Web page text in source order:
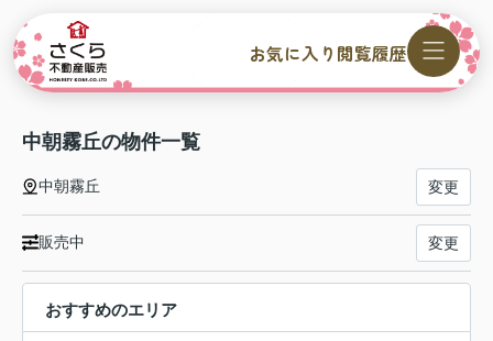
お気に入り 閲覧履歴
中朝霧丘の物件一覧
中朝霧丘 変更
販売中 変更
おすすめのエリア